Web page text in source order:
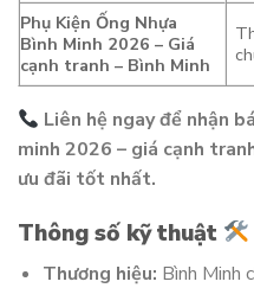
Phụ Kiện Ống Nhựa
Bình Minh 2026 – Giá
cạnh tranh – Bình Minh
Liên hệ ngay để nhận
minh 2026 – giá cạnh
ưu đãi tốt nhất.
Thông số kỹ thuật
Thương hiệu: Bình Minh